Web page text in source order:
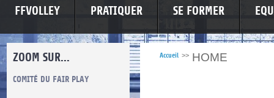
FFVOLLEY PRATIQUER SE FORMER
ZOOM SUR...
COMITÉ DU FAIR PLAY LUTTE CONTRE LES VIOLENCES
Accueil >> HOME